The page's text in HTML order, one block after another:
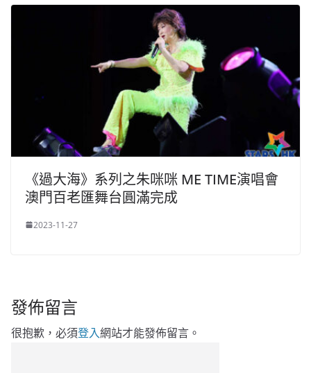
《過大海》系列之朱咪咪 ME TIME演唱會
澳門百老匯舞台圓滿完成
2023-11-27
發佈留言
很抱歉，必須登入網站才能發佈留言。